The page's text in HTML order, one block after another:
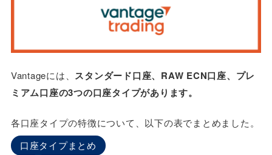
RAW ECN口座はFX中級者におすすめ
プレミアム口座はFX上級者におすすめ
いくらから取引できる？
プレミアム口座で取引ができない原因と対処法
Vantageの口座タイプのまとめ
Vantageには、 スタンダード口座、RAW ECN口座、プレ
ミアム口座の3つの口座タイプがあります。
各口座タイプの特徴について、以下の表でまとめました。
口座タイプまとめ